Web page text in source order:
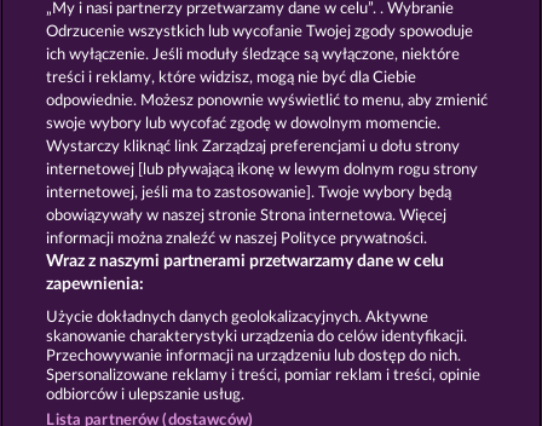
Mighty Dragon Valkyries - The Nibelung Legends
Zasady i warunki Polityka prywatności
Nota prawna Firma FAQ
Program partnerski Facebook
Prześlij wniosek o wypłatę
„My i nasi partnerzy przetwarzamy dane w celu”. . Wybranie
Odrzucenie wszystkich lub wycofanie Twojej zgody spowoduje
ich wyłączenie. Jeśli moduły śledzące są wyłączone, niektóre
treści i reklamy, które widzisz, mogą nie być dla Ciebie
odpowiednie. Możesz ponownie wyświetlić to menu, aby zmienić
swoje wybory lub wycofać zgodę w dowolnym momencie.
Wystarczy kliknąć link Zarządzaj preferencjami u dołu strony
internetowej [lub pływającą ikonę w lewym dolnym rogu strony
internetowej, jeśli ma to zastosowanie]. Twoje wybory będą
obowiązywały w naszej stronie Strona internetowa. Więcej
informacji można znaleźć w naszej Polityce prywatności.
Wraz z naszymi partnerami przetwarzamy dane w celu
zapewnienia:
Użycie dokładnych danych geolokalizacyjnych. Aktywne
skanowanie charakterystyki urządzenia do celów identyfikacji.
Przechowywanie informacji na urządzeniu lub dostęp do nich.
Spersonalizowane reklamy i treści, pomiar reklam i treści, opinie
odbiorców i ulepszanie usług.
Lista partnerów (dostawców)